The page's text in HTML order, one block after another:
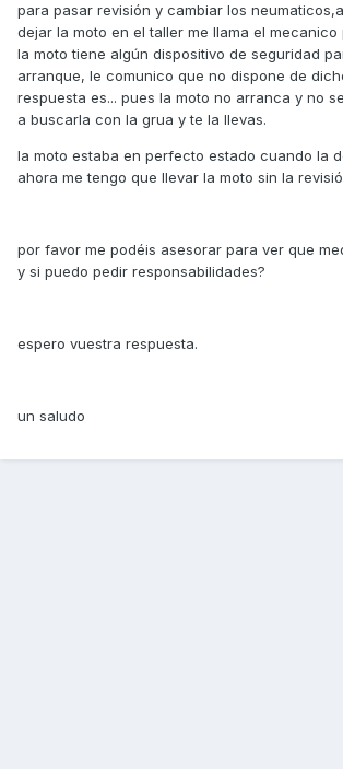
para pasar revisión y cambiar los
dejar la moto en el taller me llama el mecanico
la moto tiene algún dispositivo de seguridad
arranque, le comunico que no dispone de
respuesta es... pues la moto no arranca y no
a buscarla con la grua y te la llevas.
la moto estaba en perfecto estado cuando la
ahora me tengo que llevar la moto sin la
por favor me podéis asesorar para ver que
y si puedo pedir responsabilidades?
espero vuestra respuesta.
un saludo